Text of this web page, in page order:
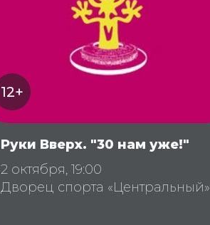
12+
Руки Вверх. "30 нам уже!"
2 октября, 19:00
Дворец спорта «Центральный»